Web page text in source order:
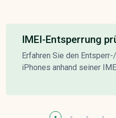
IMEI-Entsperrung
Erfahren Sie den
iPhones anhand seiner